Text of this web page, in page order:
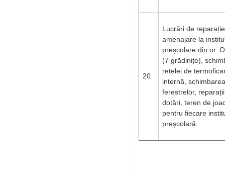
20.
Lucrări de
amenajare la
preșcolare din or.
(7 grădinițe),
rețelei de
internă, schimbarea
ferestrelor,
dotări, teren de
pentru fiecare
preșcolară.